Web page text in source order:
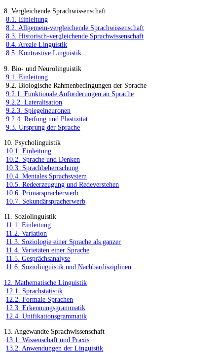
8. Vergleichende Sprachwissenschaft
8.1. Einleitung
8.2. Allgemein-vergleichende Sprachwissenschaft
8.3. Historisch-vergleichende Sprachwissenschaft
8.4. Areale Linguistik
8.5. Kontrastive Linguistik
9. Bio- und Neurolinguistik
9.1. Einleitung
9.2. Biologische Rahmenbedingungen der Sprache
9.2.1. Funktionale Anforderungen an Sprache
9.2.2. Lateralisation
9.2.3. Spiegelneuronen
9.2.4. Reifung und Plastizität
9.3. Ursprung der Sprache
10. Psycholinguistik
10.1. Einleitung
10.2. Sprache und Denken
10.3. Sprachbeherrschung
10.4. Mentales Sprachsystem
10.5. Redeerzeugung und Redeverstehen
10.6. Primärspracherwerb
10.7. Sekundärspracherwerb
11. Soziolinguistik
11.1. Einleitung
11.2. Variation
11.3. Soziologie einer Sprache als ganzer
11.4. Varietäten einer Sprache
11.5. Gesprächsanalyse
11.6. Soziolinguistik und Nachbardisziplinen
12. Mathematische Linguistik
12.1. Sprachstatistik
12.2. Formale Sprachen
12.3. Erkennungsgrammatik
12.4. Unifikationsgrammatik
13. Angewandte Sprachwissenschaft
13.1. Wissenschaft und Praxis
13.2. Anwendungen der Linguistik